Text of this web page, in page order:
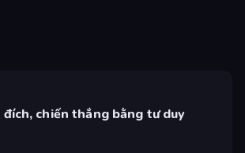
đích, chiến thắng bằng tư duy